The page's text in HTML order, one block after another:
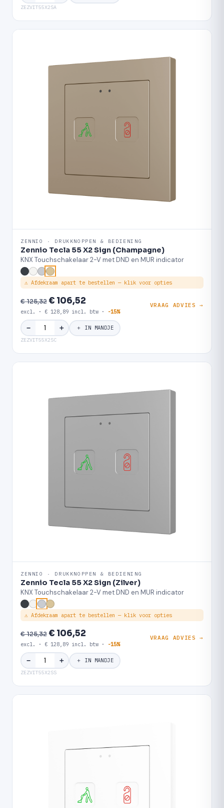
ZEZVIT55X2SA
ZENNIO · DRUKKNOPPEN & BEDIENING
Zennio Tecla 55 X2 Sign (Champagne)
KNX Touchschakelaar 2-V met DND en MUR indicator
⚠ Afdekraam apart te bestellen — klik voor opties
€ 125,32€ 106,52
excl. · € 128,89 incl. btw · -15%
VRAAG ADVIES →
− ＋ ＋ IN MANDJE
ZEZVIT55X2SC
ZENNIO · DRUKKNOPPEN & BEDIENING
Zennio Tecla 55 X2 Sign (Zilver)
KNX Touchschakelaar 2-V met DND en MUR indicator
⚠ Afdekraam apart te bestellen — klik voor opties
€ 125,32€ 106,52
excl. · € 128,89 incl. btw · -15%
VRAAG ADVIES →
− ＋ ＋ IN MANDJE
ZEZVIT55X2SS